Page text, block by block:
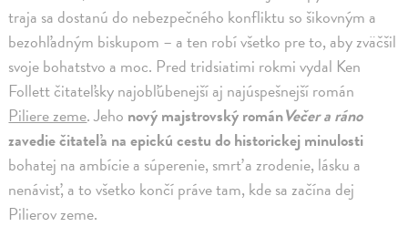
traja sa dostanú do nebezpečného konfliktu so šikovným a
bezohľadným biskupom – a ten robí všetko pre to, aby zväčšil
svoje bohatstvo a moc. Pred tridsiatimi rokmi vydal Ken
Follett čitateľsky najobľúbenejší aj najúspešnejší román
Piliere zeme. Jeho nový majstrovský románVečer a ráno
zavedie čitateľa na epickú cestu do historickej minulosti
bohatej na ambície a súperenie, smrť a zrodenie, lásku a
nenávisť, a to všetko končí práve tam, kde sa začína dej
Pilierov zeme.